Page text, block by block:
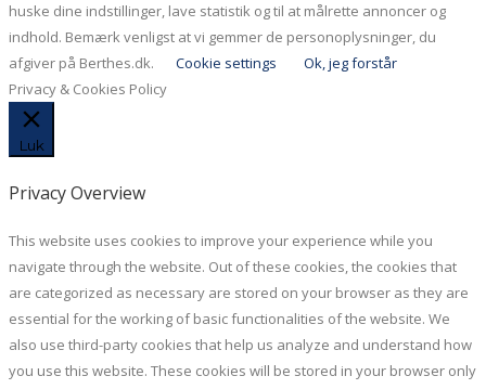
huske dine indstillinger, lave statistik og til at målrette annoncer og
indhold. Bemærk venligst at vi gemmer de personoplysninger, du
afgiver på Berthes.dk.
Cookie settings
Ok, jeg forstår
Privacy & Cookies Policy
Luk
Privacy Overview
This website uses cookies to improve your experience while you
navigate through the website. Out of these cookies, the cookies that
are categorized as necessary are stored on your browser as they are
essential for the working of basic functionalities of the website. We
also use third-party cookies that help us analyze and understand how
you use this website. These cookies will be stored in your browser only